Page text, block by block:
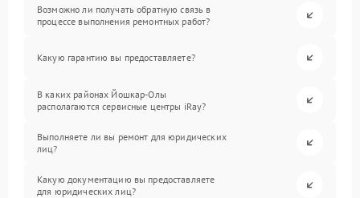
Возможно ли получать обратную связь в
процессе выполнения ремонтных работ?
Какую гарантию вы предоставляете?
В каких районах Йошкар-Олы
располагаются сервисные центры iRay?
Выполняете ли вы ремонт для юридических
лиц?
Какую документацию вы предоставляете
для юридических лиц?